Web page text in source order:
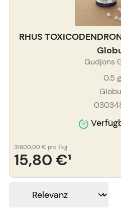
RHUS
Gudjons
0.5 g
15,80 €¹
31.600,00 € pro 1 kg